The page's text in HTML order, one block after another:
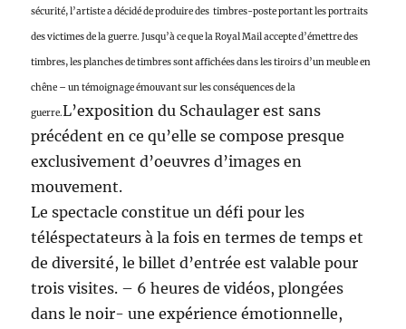
sécurité, l’artiste a décidé de produire des timbres-poste portant les portraits
des victimes de la guerre. Jusqu’à ce que la Royal Mail accepte d’émettre des
timbres, les planches de timbres sont affichées dans les tiroirs d’un meuble en
chêne – un témoignage émouvant sur les conséquences de la
guerre.L’exposition du Schaulager est sans
précédent en ce qu’elle se compose presque
exclusivement d’oeuvres d’images en
mouvement.
Le spectacle constitue un défi pour les
téléspectateurs à la fois en termes de temps et
de diversité, le billet d’entrée est valable pour
trois visites. – 6 heures de vidéos, plongées
dans le noir- une expérience émotionnelle,